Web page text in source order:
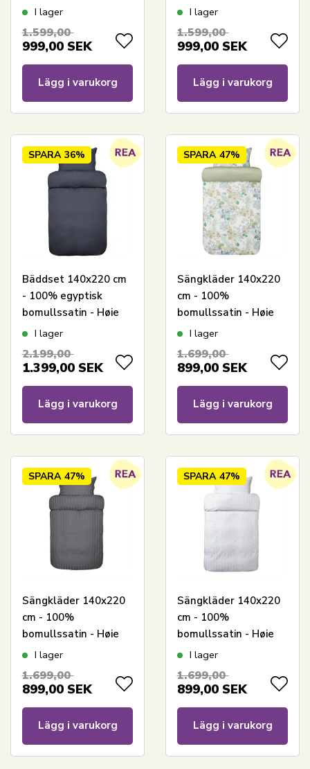
Midnatt Dus Blå
I lager
1.599,00
999,00 SEK
Lägg i varukorg
Midnatt Tåkgrön
I lager
1.599,00
999,00 SEK
Lägg i varukorg
SPARA 36%
Bäddset 140x220 cm
- 100% egyptisk
bomullssatin - Høie
Of Scandinavia -
I lager
2.199,00
1.399,00 SEK
Lägg i varukorg
SPARA 47%
Sängkläder 140x220
cm - 100%
bomullssatin - Høie
Of Scandinavia -
Green
I lager
1.699,00
899,00 SEK
Lägg i varukorg
SPARA 47%
Sängkläder 140x220
cm - 100%
bomullssatin - Høie
Of Scandinavia -
I lager
1.699,00
899,00 SEK
Lägg i varukorg
SPARA 47%
Sängkläder 140x220
cm - 100%
bomullssatin - Høie
Of Scandinavia -
I lager
1.699,00
899,00 SEK
Lägg i varukorg